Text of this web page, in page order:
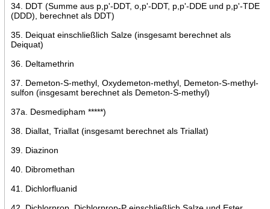
34. DDT (Summe aus p,p'-DDT, o,p'-DDT, p,p'-DDE und p,p'-TDE
(DDD), berechnet als DDT)
35. Deiquat einschließlich Salze (insgesamt berechnet als
Deiquat)
36. Deltamethrin
37. Demeton-S-methyl, Oxydemeton-methyl, Demeton-S-methyl-
sulfon (insgesamt berechnet als Demeton-S-methyl)
37a. Desmedipham *****)
38. Diallat, Triallat (insgesamt berechnet als Triallat)
39. Diazinon
40. Dibromethan
41. Dichlorfluanid